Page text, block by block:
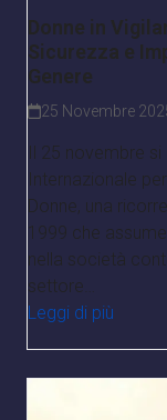
Donne in
Sicurezza e
Genere
25 Novembre
Il 25 novembre
Internazionale
Donne, una
1999 che
nella società
settore…
Leggi di più